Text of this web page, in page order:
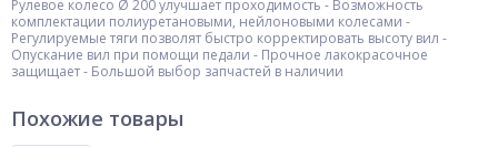
Рулевое колесо Ø 200 улучшает проходимость - Возможность
комплектации полиуретановыми, нейлоновыми колесами -
Регулируемые тяги позволят быстро корректировать высоту вил -
Опускание вил при помощи педали - Прочное лакокрасочное
защищает - Большой выбор запчастей в наличии
Похожие товары